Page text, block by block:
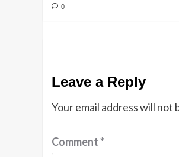
0
Leave a Reply
Your email address will not
Comment*